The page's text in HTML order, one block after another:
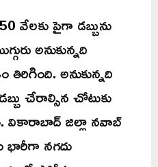
వేలకు పైగా డబ్బును
అనుకున్నది
అనుకున్నది
చేరాల్సిన చోటుకు
వికారాబాద్ జిల్లా నవాబ్
భారీగా నగదు